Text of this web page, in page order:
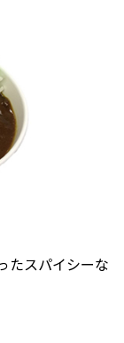
たスパイシーな